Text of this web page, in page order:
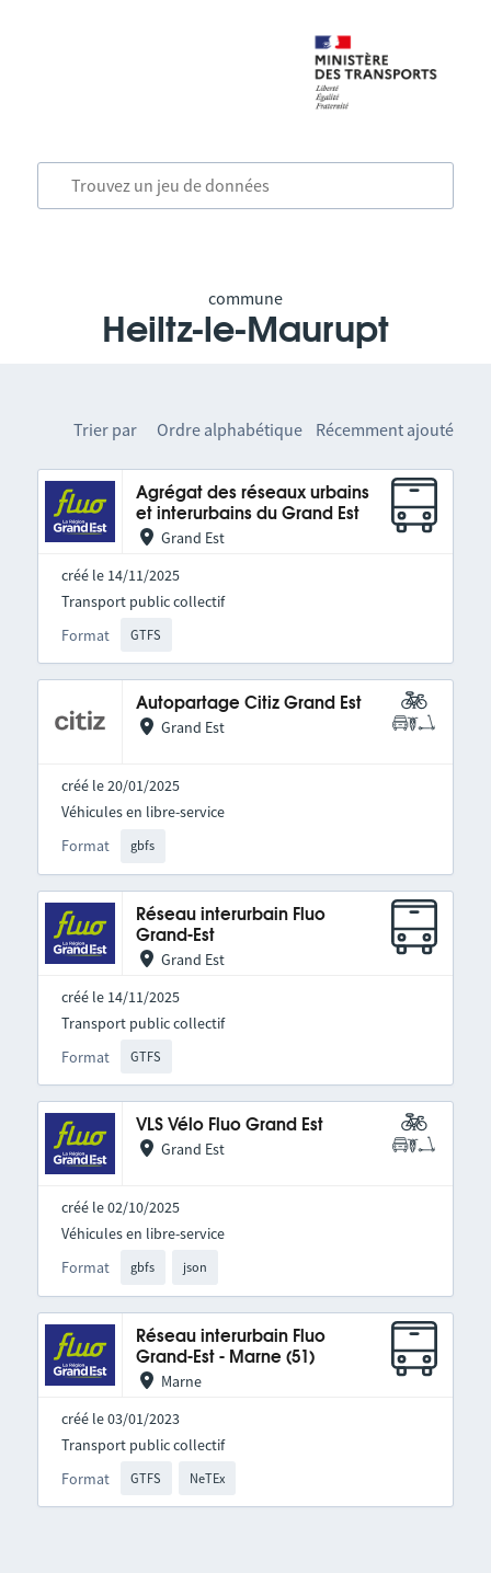
commune
Heiltz-le-Maurupt
Trier par Ordre alphabétique Récemment ajouté
Agrégat des réseaux urbains
et interurbains du Grand Est
Grand Est
créé le 14/11/2025
Format GTFS
Transport public collectif
Autopartage Citiz Grand Est
Grand Est
créé le 20/01/2025
Format gbfs
Véhicules en libre-service
Réseau interurbain Fluo
Grand-Est
Grand Est
créé le 14/11/2025
Format GTFS
Transport public collectif
VLS Vélo Fluo Grand Est
Grand Est
créé le 02/10/2025
Format gbfs json
Véhicules en libre-service
Réseau interurbain Fluo
Grand-Est - Marne (51)
Marne
créé le 03/01/2023
Format GTFS NeTEx
Transport public collectif